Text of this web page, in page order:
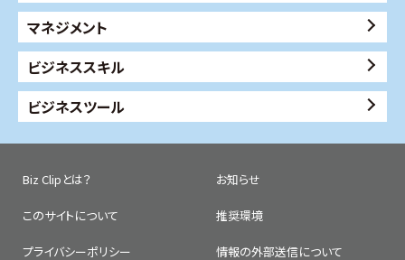
マネジメント
ビジネススキル
ビジネスツール
Biz Clipとは？ お知らせ
このサイトについて 推奨環境
プライバシーポリシー 情報の外部送信について